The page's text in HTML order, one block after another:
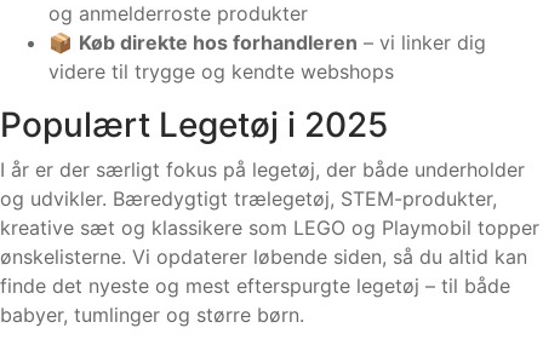
og anmelderroste produkter
📦 Køb direkte hos forhandleren – vi linker dig
videre til trygge og kendte webshops
Populært Legetøj i 2025
I år er der særligt fokus på legetøj, der både underholder
og udvikler. Bæredygtigt trælegetøj, STEM-produkter,
kreative sæt og klassikere som LEGO og Playmobil topper
ønskelisterne. Vi opdaterer løbende siden, så du altid kan
finde det nyeste og mest efterspurgte legetøj – til både
babyer, tumlinger og større børn.